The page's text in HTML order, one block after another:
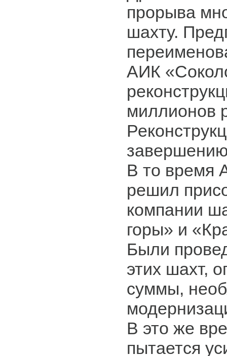
прорыва
шахту.
АИК
миллионов
В то время
решил
компании
горы» и
Были
этих шахт,
суммы,
В это же
пытается